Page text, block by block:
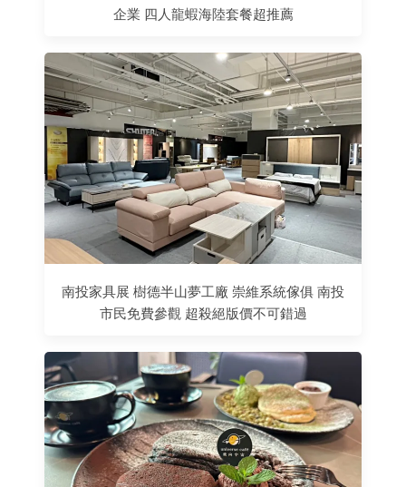
企業 四人龍蝦海陸套餐超推薦
南投家具展 樹德半山夢工廠 崇維系統傢俱 南投
市民免費參觀 超殺絕版價不可錯過